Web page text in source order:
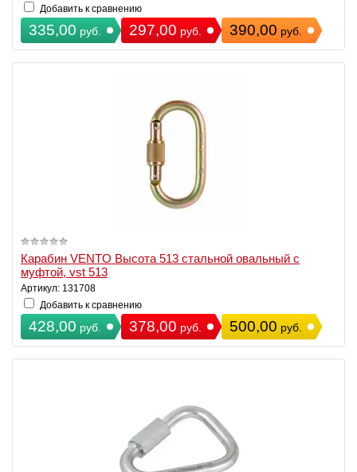
Добавить к сравнению
335,00 руб. 297,00 руб. 390,00 руб.
Карабин VENTO Высота 513 стальной овальный с
муфтой, vst 513
Артикул: 131708
Добавить к сравнению
428,00 руб. 378,00 руб. 500,00 руб.